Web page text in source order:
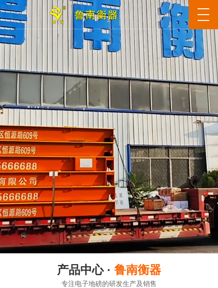
产品中心 · 鲁南衡器
专注电子地磅的研发生产及销售